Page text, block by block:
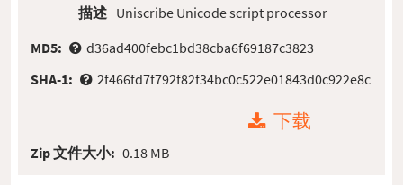
描述 Uniscribe Unicode script processor
MD5:
d36ad400febc1bd38cba6f69187c3823
SHA-1:
2f466fd7f792f82f34bc0c522e01843d0c922e8c
下载
Zip 文件大小: 0.18 MB